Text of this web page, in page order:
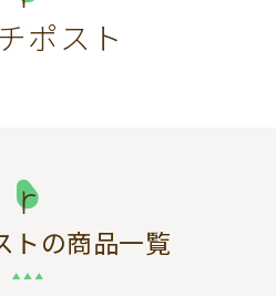
ポスト
トの商品一覧